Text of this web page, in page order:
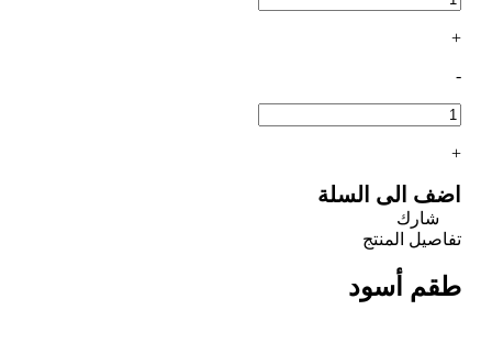
+
-
+
اضف الى السلة
شارك
تفاصيل المنتج
طقم أسود